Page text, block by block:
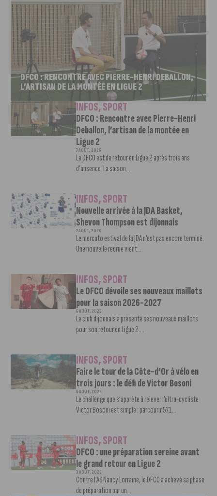
DFCO : RENCONTRE AVEC PIERRE-HENRI DEBALLON,
L’ARTISAN DE LA MONTÉE EN LIGUE 2
INFOS,SPORT
DFCO : Rencontre avec Pierre-Henri
Deballon, l’artisan de la montée en
Ligue 2
7 AOÛT, 2026
Le DFCO est de retour en Ligue 2 après trois ans
d’absence. La saison...
INFOS,SPORT
Nouvelle arrivée à la JDA Basket,
Shevon Thompson est dijonnais
7 AOÛT, 2026
Le mercato estival de la JDA n’est pas encore terminé.
Une nouvelle recrue vient...
INFOS,SPORT
Le DFCO dévoile ses nouveaux maillots
pour la saison 2026-2027
6 AOÛT, 2026
Le club dijonnais a présenté ses nouveaux maillots
pour son retour en Ligue 2....
INFOS,SPORT
Faire le tour de la Côte-d’Or à vélo en
trois jours : le défi de Victor Bosoni
5 AOÛT, 2026
Le challenge que s’apprête à relever l’ultra-cycliste
Victor Bosoni est simple : parcourir 571...
INFOS,SPORT
DFCO : une préparation sereine avant
le grand retour en Ligue 2
3 AOÛT, 2026
Contre l’AS Nancy Lorraine, le DFCO a achevé sa phase
de préparation par un...